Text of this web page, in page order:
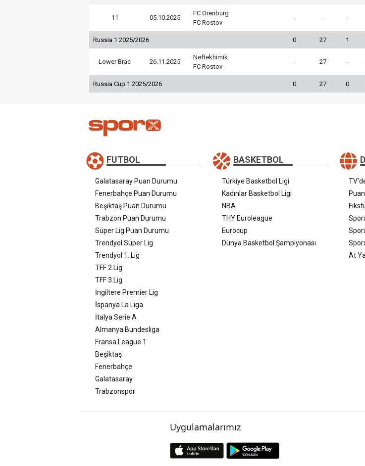
11 05.10.2025
FC Orenburg
FC Rostov
- - -
Russia 1 2025/2026 0 27 1
Lower Brac 26.11.2025
Neftekhimik
FC Rostov
- 27 -
Russia Cup 1 2025/2026 0 27 0
FUTBOL
Galatasaray Puan Durumu
Fenerbahçe Puan Durumu
Beşiktaş Puan Durumu
Trabzon Puan Durumu
Süper Lig Puan Durumu
Trendyol Süper Lig
Trendyol 1. Lig
TFF 2.Lig
TFF 3.Lig
İngiltere Premier Lig
İspanya La Liga
İtalya Serie A
Almanya Bundesliga
Fransa League 1
Beşiktaş
Fenerbahçe
Galatasaray
Trabzonspor
BASKETBOL
Türkiye Basketbol Ligi
Kadınlar Basketbol Ligi
NBA
THY Euroleague
Eurocup
Dünya Basketbol Şampiyonası
At
Uygulamalarımız